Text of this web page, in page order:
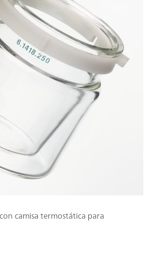
camisa termostática para